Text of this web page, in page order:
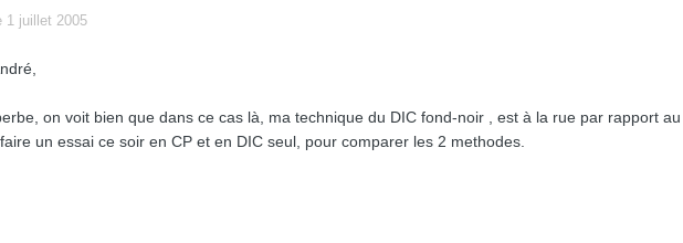
1 juillet 2005
on voit bien que dans ce cas là, ma technique du DIC fond-noir , est à la rue par rapport au
un essai ce soir en CP et en DIC seul, pour comparer les 2 methodes.